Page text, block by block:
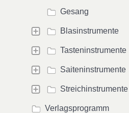
Gesang
Blasinstrumente
Tasteninstrumente
Saiteninstrumente
Streichinstrumente
Verlagsprogramm